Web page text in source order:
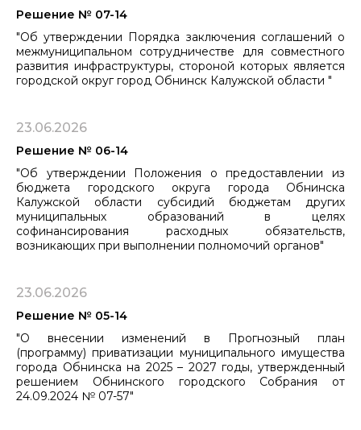
Решение № 07-14
"Об утверждении Порядка заключения соглашений о
межмуниципальном сотрудничестве для совместного
развития ​​​​​​​инфраструктуры, стороной которых является
городской округ город Обнинск Калужской области "
23.06.2026
Решение № 06-14
"Об утверждении Положения о предоставлении из
бюджета городского округа города Обнинска
Калужской области субсидий бюджетам других
муниципальных образований в целях
софинансирования расходных обязательств,
возникающих при выполнении полномочий органов"
23.06.2026
Решение № 05-14
"О внесении изменений в Прогнозный план
(программу) приватизации муниципального имущества
города Обнинска на 2025 – 2027 годы, утвержденный
решением Обнинского городского Собрания от
24.09.2024 № 07-57"